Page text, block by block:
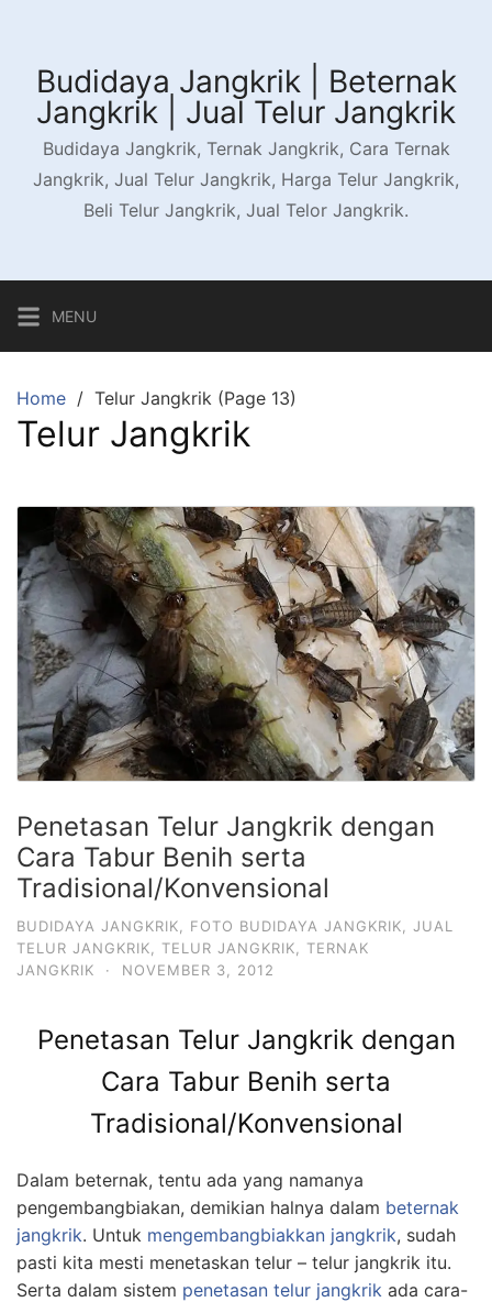
contentBudidaya Jangkrik | Beternak
Jangkrik | Jual Telur Jangkrik
Budidaya Jangkrik, Ternak Jangkrik, Cara Ternak
Jangkrik, Jual Telur Jangkrik, Harga Telur Jangkrik,
Beli Telur Jangkrik, Jual Telor Jangkrik.
MENU
Home Telur Jangkrik (Page 13)
Telur Jangkrik
Penetasan Telur Jangkrik dengan
Cara Tabur Benih serta
Tradisional/Konvensional
BUDIDAYA JANGKRIK FOTO BUDIDAYA JANGKRIK
JUAL
TELUR JANGKRIK
TELUR JANGKRIK
TERNAK
JANGKRIK
· NOVEMBER 3, 2012
Penetasan Telur Jangkrik dengan
Cara Tabur Benih serta
Tradisional/Konvensional
Dalam beternak, tentu ada yang namanya
pengembangbiakan, demikian halnya dalam beternak
jangkrik. Untuk mengembangbiakkan jangkrik, sudah
pasti kita mesti menetaskan telur – telur jangkrik itu.
Serta dalam sistem penetasan telur jangkrik ada cara-